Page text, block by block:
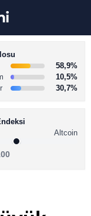
Youtube
58,9%
10,5%
30,7%
Altcoin